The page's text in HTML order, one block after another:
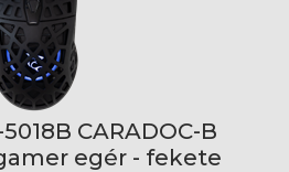
CARADOC-B
egér - fekete